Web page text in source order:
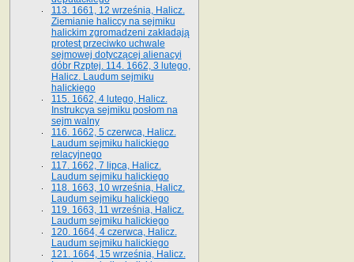
113. 1661, 12 września, Halicz.
Ziemianie haliccy na sejmiku
halickim zgromadzeni zakładają
protest przeciwko uchwale
sejmowej dotyczącej alienacyi
dóbr Rzptej. 114. 1662, 3 lutego,
Halicz. Laudum sejmiku
halickiego
115. 1662, 4 lutego, Halicz.
Instrukcya sejmiku posłom na
sejm walny
116. 1662, 5 czerwca, Halicz.
Laudum sejmiku halickiego
relacyjnego
117. 1662, 7 lipca, Halicz.
Laudum sejmiku halickiego
118. 1663, 10 września, Halicz.
Laudum sejmiku halickiego
119. 1663, 11 września, Halicz.
Laudum sejmiku halickiego
120. 1664, 4 czerwca, Halicz.
Laudum sejmiku halickiego
121. 1664, 15 września, Halicz.